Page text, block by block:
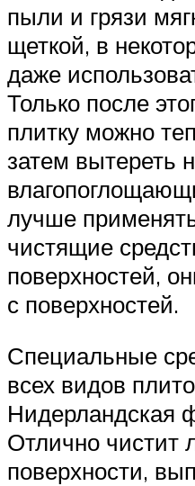
пыли и грязи
щеткой, в
даже
Только после
плитку можно
затем вытереть
лучше
чистящие
поверхностей,
с поверхностей.
Специальные
всех видов
Нидерландская
Отлично чистит
поверхности,